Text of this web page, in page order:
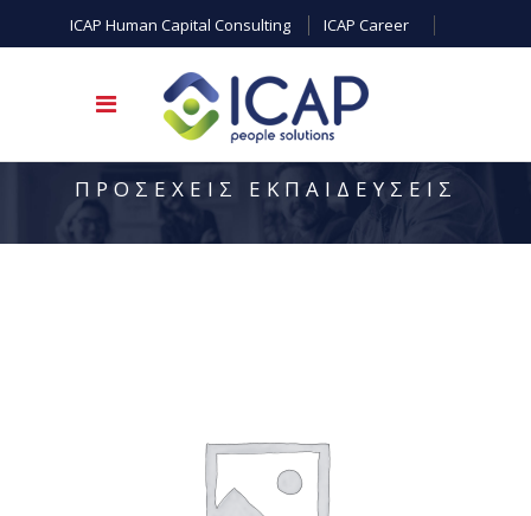
ICAP Human Capital Consulting ICAP Career
ΠΡΟΣΕΧΕΙΣ ΕΚΠΑΙΔΕΥΣΕΙΣ